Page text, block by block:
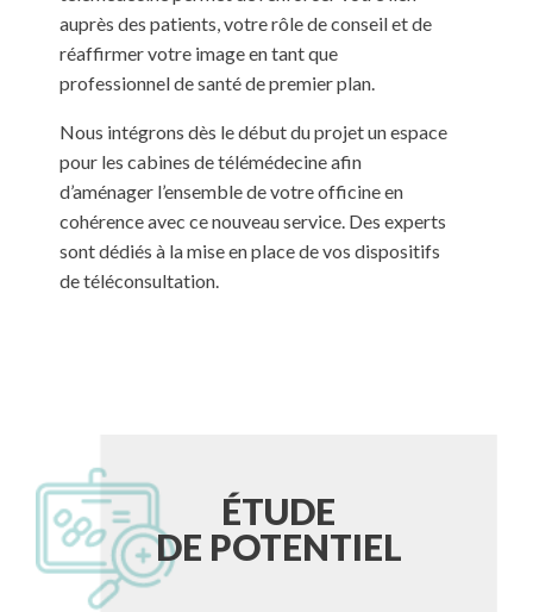
auprès des patients, votre rôle de conseil et de
réaffirmer votre image en tant que
professionnel de santé de premier plan.
Nous intégrons dès le début du projet un espace
pour les cabines de télémédecine afin
d’aménager l’ensemble de votre officine en
cohérence avec ce nouveau service. Des experts
sont dédiés à la mise en place de vos dispositifs
de téléconsultation.
ÉTUDE
DE POTENTIEL